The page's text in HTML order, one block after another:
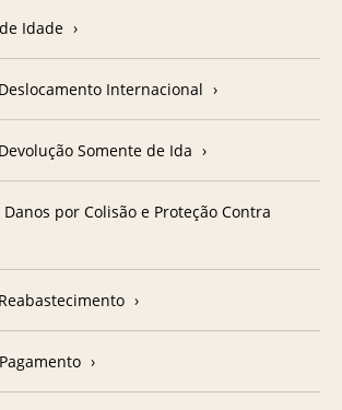
Idade
Internacional
Somente de Ida
por Colisão e Proteção Contra